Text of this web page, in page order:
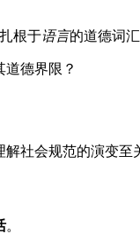
根于语言的道德词汇
德界限？
社会规范的演变至
。